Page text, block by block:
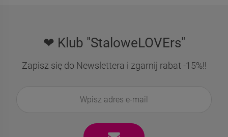
❤ Klub "StaloweLOVErs"
Zapisz się do Newslettera i zgarnij rabat -15%!!